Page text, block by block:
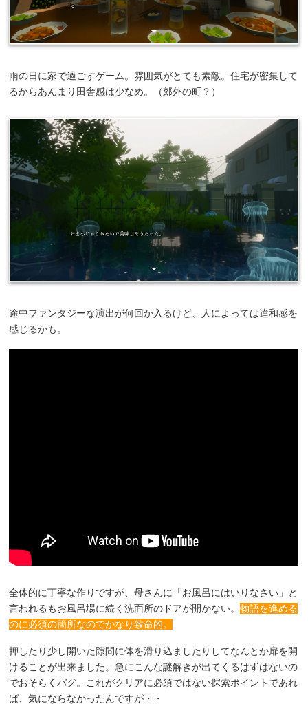
雨の日に家で過ごすゲーム。雰囲気がとても素敵。住宅が密集して
るからあんまり田舎感は少なめ。（郊外の町？）
途中ファンタジーな演出が何回か入るけど、人によっては違和感を
感じるかも。
全体的に丁寧な作りですが、母さんに「お風呂にはいりなさい」と
言われるもお風呂場に続く洗面所のドアが開かない。物語を進める
のに必須の箇所なのでかなり致命的。
押したり少し開いた隙間に体を滑り込ましたりしてなんとか扉を開
けることが出来ました。急にこんな謎解きが出てくるはずはないの
でおそらくバグ。これがクリアに必須ではない探索ポイントであれ
ば、気にならなかったんですが・・